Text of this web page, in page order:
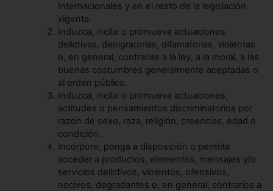
Internacionales y en el resto de la legislación
vigente.
Induzca, incite o promueva actuaciones
delictivas, denigratorias, difamatorias, violentas
o, en general, contrarias a la ley, a la moral, a las
buenas costumbres generalmente aceptadas o
al orden público.
Induzca, incite o promueva actuaciones,
actitudes o pensamientos discriminatorios por
razón de sexo, raza, religión, creencias, edad o
condición.
Incorpore, ponga a disposición o permita
acceder a productos, elementos, mensajes y/o
servicios delictivos, violentos, ofensivos,
nocivos, degradantes o, en general, contrarios a